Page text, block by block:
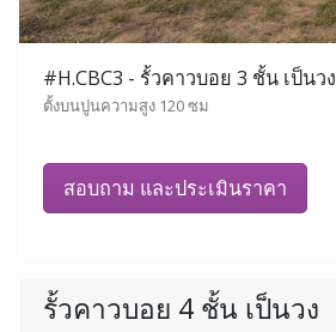
#H.CBC3 - รั้วคาวบอย 3 ชั้น เป็นวง
ตั้งบนปูนความสูง 120 ซม
สอบถาม และประเมินราคา
รั้วคาวบอย 4 ชั้น เป็นวง